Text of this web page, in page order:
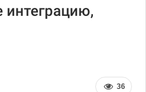
интеграцию,
36